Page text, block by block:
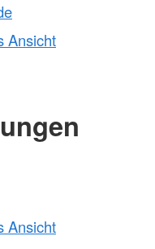
Ansicht
Ansicht